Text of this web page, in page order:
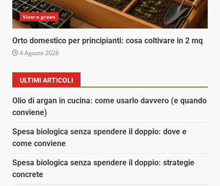
Vivere green
Orto domestico per principianti: cosa coltivare in 2 mq
4 Agosto 2026
ULTIMI ARTICOLI
Olio di argan in cucina: come usarlo davvero (e quando
conviene)
Spesa biologica senza spendere il doppio: dove e
come conviene
Spesa biologica senza spendere il doppio: strategie
concrete